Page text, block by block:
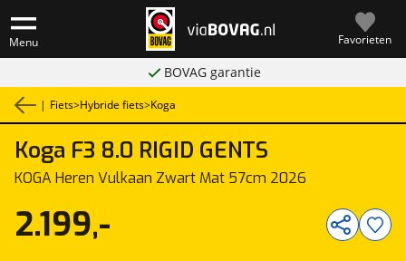
Menu Favorieten
BOVAG garantie
| Fiets>Hybride fiets>Koga
Koga F3 8.0 RIGID GENTS
KOGA Heren Vulkaan Zwart Mat 57cm 2026
2.199,-